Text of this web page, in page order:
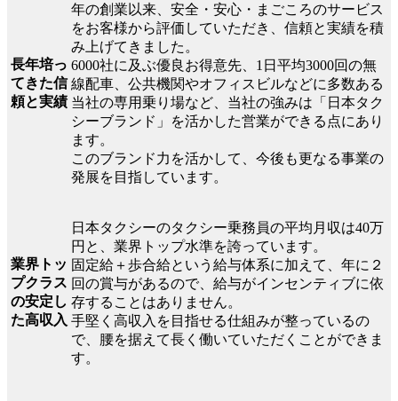
長年培っ
てきた信
頼と実績
年の創業以来、安全・安心・まごころのサービス
をお客様から評価していただき、信頼と実績を積
み上げてきました。
6000社に及ぶ優良お得意先、1日平均3000回の無
線配車、公共機関やオフィスビルなどに多数ある
当社の専用乗り場など、当社の強みは「日本タク
シーブランド」を活かした営業ができる点にあり
ます。
このブランド力を活かして、今後も更なる事業の
発展を目指しています。
業界トッ
プクラス
の安定し
た高収入
日本タクシーのタクシー乗務員の平均月収は40万
円と、業界トップ水準を誇っています。
固定給＋歩合給という給与体系に加えて、年に２
回の賞与があるので、給与がインセンティブに依
存することはありません。
手堅く高収入を目指せる仕組みが整っているの
で、腰を据えて長く働いていただくことができま
す。